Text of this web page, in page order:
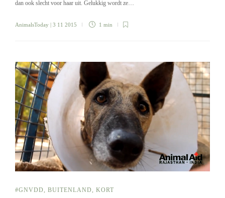
dan ook slecht voor haar uit. Gelukkig wordt ze…
AnimalsToday | 3 11 2015 1 min
#GNVDD, BUITENLAND, KORT